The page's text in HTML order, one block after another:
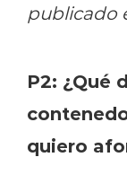
publicado
P2: ¿Qué
quiero